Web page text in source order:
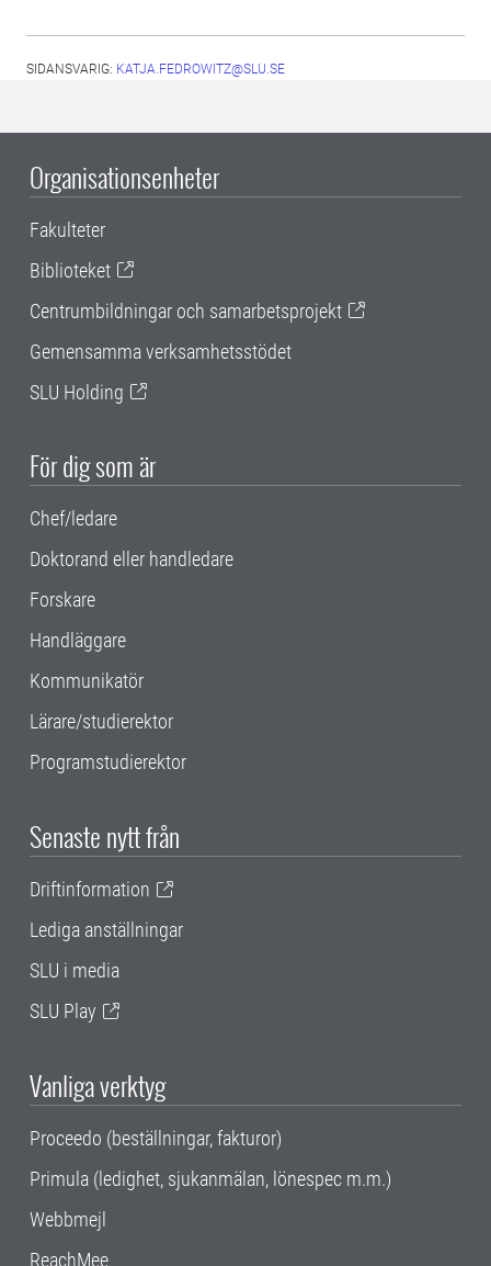
SIDANSVARIG: KATJA.FEDROWITZ@SLU.SE
Organisationsenheter
Fakulteter
Biblioteket
Centrumbildningar och samarbetsprojekt
Gemensamma verksamhetsstödet
SLU Holding
För dig som är
Chef/ledare
Doktorand eller handledare
Forskare
Handläggare
Kommunikatör
Lärare/studierektor
Programstudierektor
Senaste nytt från
Driftinformation
Lediga anställningar
SLU i media
SLU Play
Vanliga verktyg
Proceedo (beställningar, fakturor)
Primula (ledighet, sjukanmälan, lönespec m.m.)
Webbmejl
ReachMee